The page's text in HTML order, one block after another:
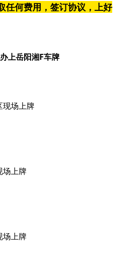
任何费用，签订协议，上好
上岳阳湘F车牌
现场上牌
场上牌
场上牌